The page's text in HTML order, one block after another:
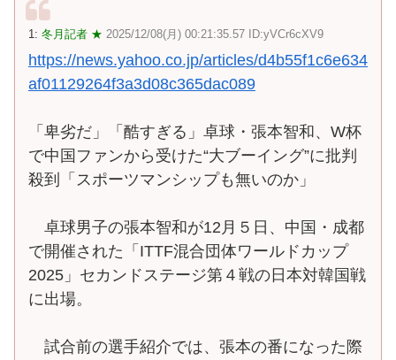
1: 冬月記者 ★ 2025/12/08(月) 00:21:35.57 ID:yVCr6cXV9
https://news.yahoo.co.jp/articles/d4b55f1c6e634
af01129264f3a3d08c365dac089
「卑劣だ」「酷すぎる」卓球・張本智和、W杯
で中国ファンから受けた“大ブーイング”に批判
殺到「スポーツマンシップも無いのか」
卓球男子の張本智和が12月５日、中国・成都
で開催された「ITTF混合団体ワールドカップ
2025」セカンドステージ第４戦の日本対韓国戦
に出場。
試合前の選手紹介では、張本の番になった際